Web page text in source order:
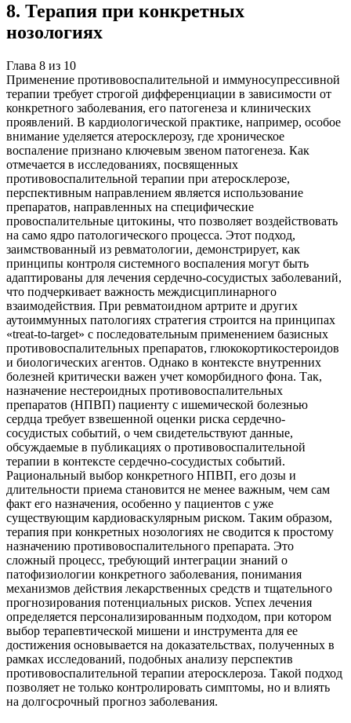
8. Терапия при конкретных
нозологиях
Глава 8 из 10
Применение противовоспалительной и иммуносупрессивной
терапии требует строгой дифференциации в зависимости от
конкретного заболевания, его патогенеза и клинических
проявлений. В кардиологической практике, например, особое
внимание уделяется атеросклерозу, где хроническое
воспаление признано ключевым звеном патогенеза. Как
отмечается в исследованиях, посвященных
противовоспалительной терапии при атеросклерозе,
перспективным направлением является использование
препаратов, направленных на специфические
провоспалительные цитокины, что позволяет воздействовать
на само ядро патологического процесса. Этот подход,
заимствованный из ревматологии, демонстрирует, как
принципы контроля системного воспаления могут быть
адаптированы для лечения сердечно-сосудистых заболеваний,
что подчеркивает важность междисциплинарного
взаимодействия. При ревматоидном артрите и других
аутоиммунных патологиях стратегия строится на принципах
«treat-to-target» с последовательным применением базисных
противовоспалительных препаратов, глюкокортикостероидов
и биологических агентов. Однако в контексте внутренних
болезней критически важен учет коморбидного фона. Так,
назначение нестероидных противовоспалительных
препаратов (НПВП) пациенту с ишемической болезнью
сердца требует взвешенной оценки риска сердечно-
сосудистых событий, о чем свидетельствуют данные,
обсуждаемые в публикациях о противовоспалительной
терапии в контексте сердечно-сосудистых событий.
Рациональный выбор конкретного НПВП, его дозы и
длительности приема становится не менее важным, чем сам
факт его назначения, особенно у пациентов с уже
существующим кардиоваскулярным риском. Таким образом,
терапия при конкретных нозологиях не сводится к простому
назначению противовоспалительного препарата. Это
сложный процесс, требующий интеграции знаний о
патофизиологии конкретного заболевания, понимания
механизмов действия лекарственных средств и тщательного
прогнозирования потенциальных рисков. Успех лечения
определяется персонализированным подходом, при котором
выбор терапевтической мишени и инструмента для ее
достижения основывается на доказательствах, полученных в
рамках исследований, подобных анализу перспектив
противовоспалительной терапии атеросклероза. Такой подход
позволяет не только контролировать симптомы, но и влиять
на долгосрочный прогноз заболевания.